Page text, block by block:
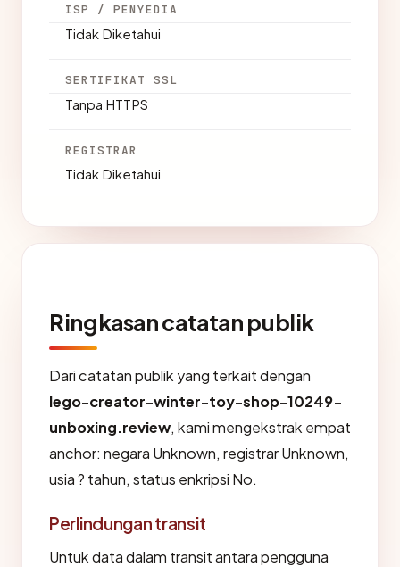
ISP / PENYEDIA
Tidak Diketahui
SERTIFIKAT SSL
Tanpa HTTPS
REGISTRAR
Tidak Diketahui
Ringkasan catatan publik
Dari catatan publik yang terkait dengan
lego-creator-winter-toy-shop-10249-
unboxing.review, kami mengekstrak empat
anchor: negara Unknown, registrar Unknown,
usia ? tahun, status enkripsi No.
Perlindungan transit
Untuk data dalam transit antara pengguna